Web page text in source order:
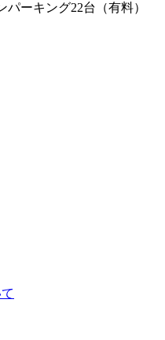
ーキング22台（有料）